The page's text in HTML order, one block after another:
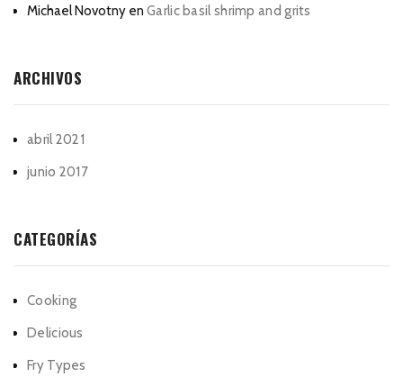
Michael Novotny en Garlic basil shrimp and grits
ARCHIVOS
abril 2021
junio 2017
CATEGORÍAS
Cooking
Delicious
Fry Types